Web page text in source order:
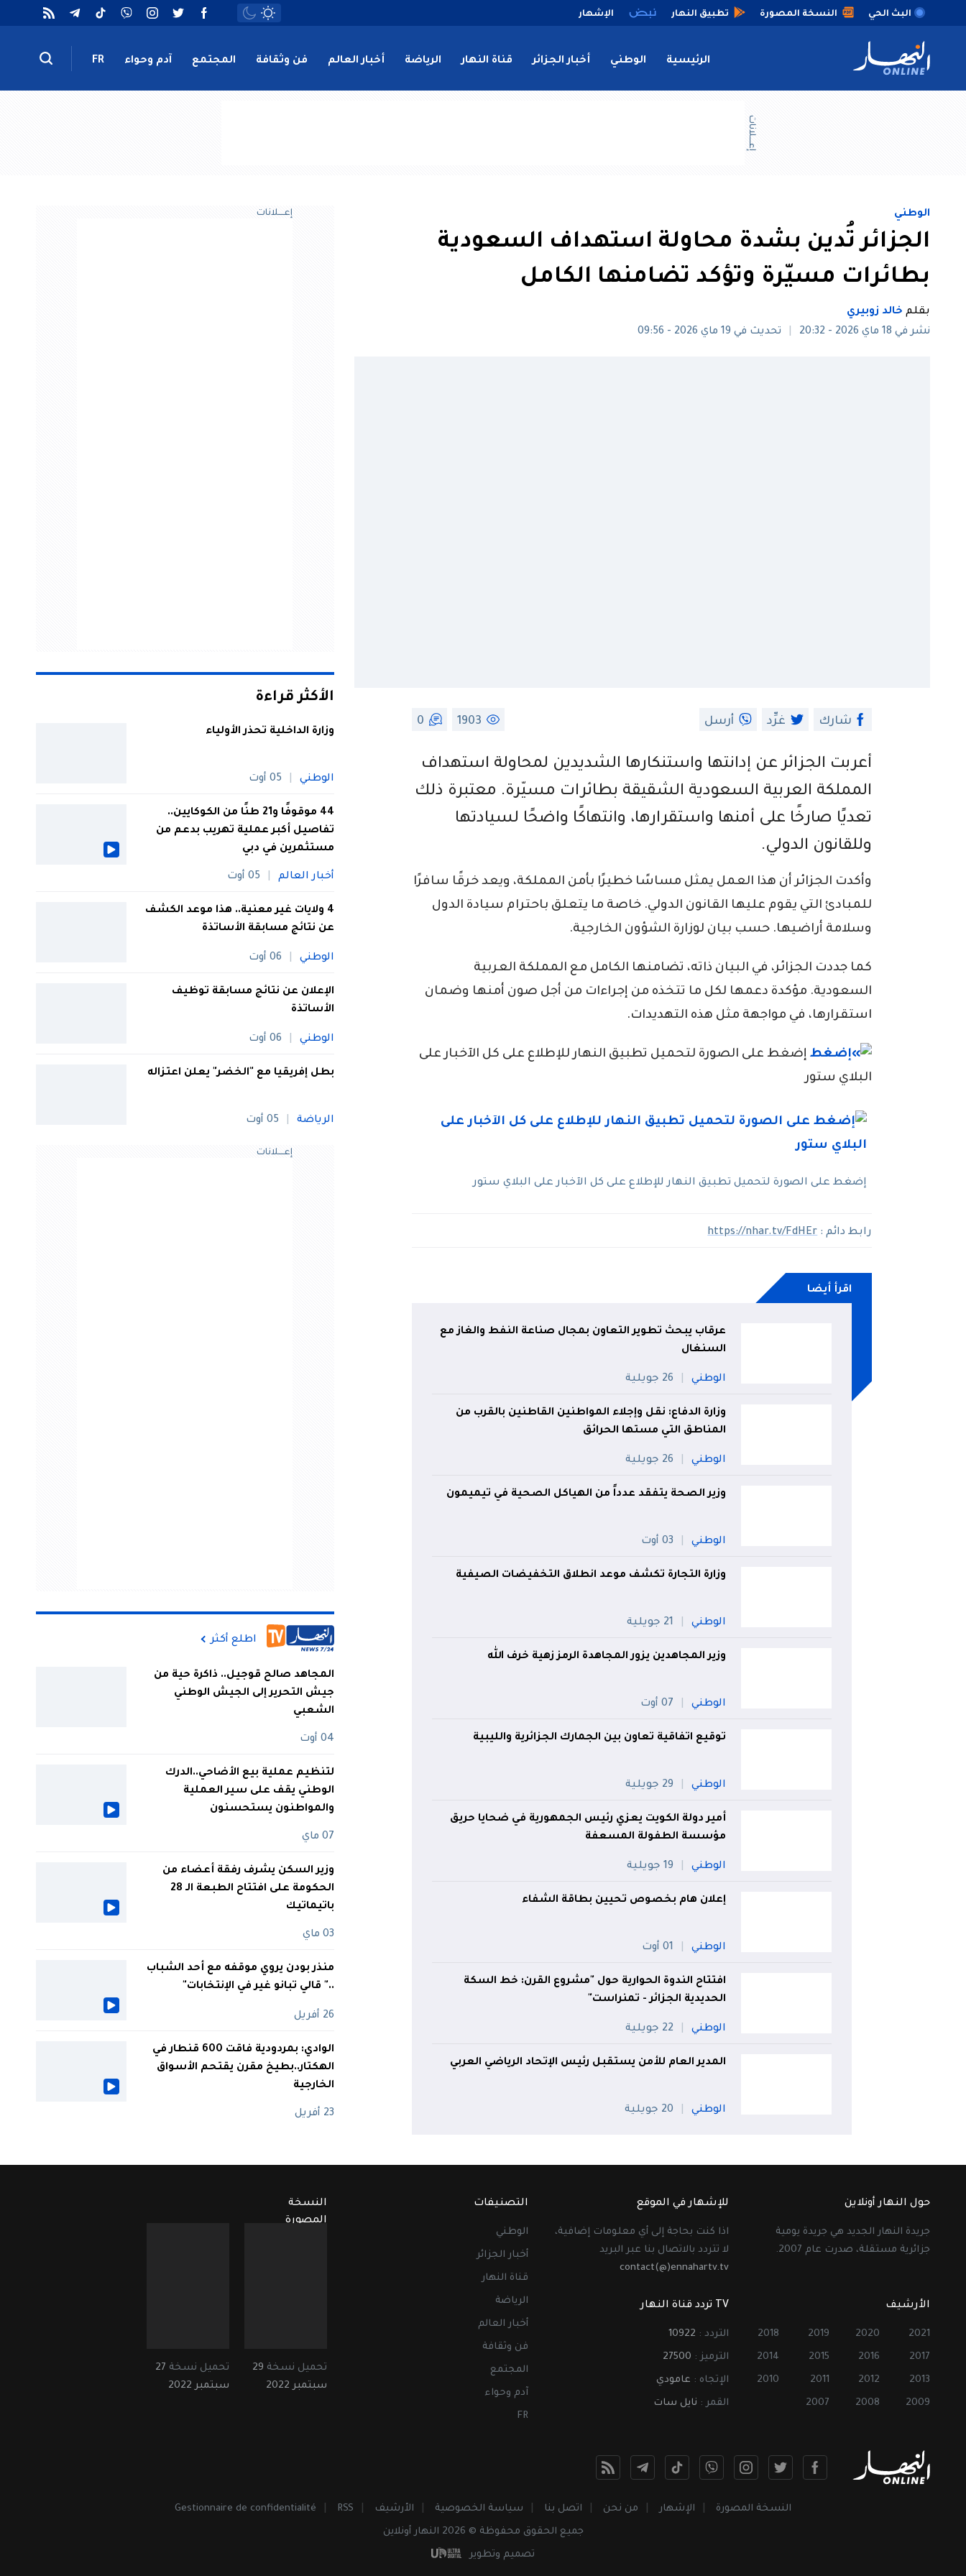
البث الحي النسخة المصورة تطبيق النهار الإشهار
الرئيسية الوطني أخبار الجزائر قناة النهار الرياضة أخبار العالم فن وثقافة المجتمع آدم وحواء FR
إعــــلانات
الوطني
الجزائر تُدين بشدة محاولة استهداف السعودية
بطائرات مسيّرة وتؤكد تضامنها الكامل
بقلم خالد زوبيري
نشر في 18 ماي 2026 - 20:32
تحديث في 19 ماي 2026 - 09:56
شارك غرِّد أرسل 1903
0
أعربت الجزائر عن إدانتها واستنكارها الشديدين لمحاولة استهداف
المملكة العربية السعودية الشقيقة بطائرات مسيّرة. معتبرة ذلك
تعديًا صارخًا على أمنها واستقرارها، وانتهاكًا واضحًا لسيادتها
وللقانون الدولي.
وأكدت الجزائر أن هذا العمل يمثل مساسًا خطيرًا بأمن المملكة، ويعد خرقًا سافرًا
للمبادئ التي يقوم عليها القانون الدولي. خاصة ما يتعلق باحترام سيادة الدول
وسلامة أراضيها. حسب بيان لوزارة الشؤون الخارجية.
كما جددت الجزائر، في البيان ذاته، تضامنها الكامل مع المملكة العربية
السعودية. مؤكدة دعمها لكل ما تتخذه من إجراءات من أجل صون أمنها وضمان
استقرارها، في مواجهة مثل هذه التهديدات.
إضغط على الصورة لتحميل تطبيق النهار للإطلاع على كل الآخبار على
البلاي ستور
إضغط على الصورة لتحميل تطبيق النهار للإطلاع على كل الآخبار على البلاي ستور
رابط دائم :https://nhar.tv/FdHEr
اقرأ أيضا
عرقاب يبحث تطوير التعاون بمجال صناعة النفط والغاز مع
السنغال
الوطني 26 جويلية
وزارة الدفاع: نقل وإجلاء المواطنين القاطنين بالقرب من
المناطق التي مستها الحرائق
الوطني 26 جويلية
وزير الصحة يتفقد عدداً من الهياكل الصحية في تيميمون
الوطني 03 أوت
وزارة التجارة تكشف موعد انطلاق التخفيضات الصيفية
الوطني 21 جويلية
وزير المجاهدين يزور المجاهدة الرمز زهية خرف الله
الوطني 07 أوت
توقيع اتفاقية تعاون بين الجمارك الجزائرية والليبية
الوطني 29 جويلية
أمير دولة الكويت يعزي رئيس الجمهورية في ضحايا حريق
مؤسسة الطفولة المسعفة
الوطني 19 جويلية
إعلان هام بخصوص تحيين بطاقة الشفاء
الوطني 01 أوت
افتتاح الندوة الحوارية حول "مشروع القرن: خط السكة
الحديدية الجزائر - تمنراست"
الوطني 22 جويلية
المدير العام للأمن يستقبل رئيس الإتحاد الرياضي العربي
الوطني 20 جويلية
إعــــلانات
الأكثر قراءة
وزارة الداخلية تحذر الأولياء
الوطني 05 أوت
44 موقوفًا و21 طنًا من الكوكايين..
تفاصيل أكبر عملية تهريب بدعم من
مستثمرين في دبي
أخبار العالم 05 أوت
4 ولايات غير معنية.. هذا موعد الكشف
عن نتائج مسابقة الأساتذة
الوطني 06 أوت
الإعلان عن نتائج مسابقة توظيف
الأساتذة
الوطني 06 أوت
بطل إفريقيا مع "الخضر" يعلن اعتزاله
الرياضة 05 أوت
إعــــلانات
اطلع أكثر
المجاهد صالح قوجيل.. ذاكرة حية من
جيش التحرير إلى الجيش الوطني
الشعبي
04 أوت
لتنظيم عملية بيع الأضاحي..الدرك
الوطني يقف على سير العملية
والمواطنون يستحسنون
07 ماي
وزير السكن يشرف رفقة أعضاء من
الحكومة على افتتاح الطبعة الـ 28
باتيماتيك
03 ماي
منذر بودن يروي موقفه مع أحد الشباب
.." قالي تبانو غير في الإنتخابات"
26 أفريل
الوادي: بمردودية فاقت 600 قنطار في
الهكتار..بطيخ مقرن يقتحم الأسواق
الخارجية
23 أفريل
حول النهار أونلاين
جريدة النهار الجديد هي جريدة يومية
جزائرية مستقلة، صدرت عام 2007.
للإشهار في الموقع
اذا كنت بحاجة إلى أي معلومات إضافية،
لا تتردد بالاتصال بنا عبر البريد
contact(@)ennahartv.tv
الأرشيف
2021
2020
2019
2018
2017
2016
2015
2014
2013
2012
2011
2010
2009
2008
2007
TV تردد قناة النهار
التردد : 10922
الترميز : 27500
الإتجاه : عامودي
القمر : نايل سات
التصنيفات
الوطني
أخبار الجزائر
قناة النهار
الرياضة
أخبار العالم
فن وثقافة
المجتمع
آدم وحواء
FR
النسخة
المصورة
تحميل نسخة 29
سبتمبر 2022
تحميل نسخة 27
سبتمبر 2022
النسخة المصورة الإشهار من نحن اتصل بنا سياسة الخصوصية الأرشيف RSS
Gestionnaire de confidentialité
جميع الحقوق محفوظة © 2026 النهار أونلاين
تصميم وتطوير